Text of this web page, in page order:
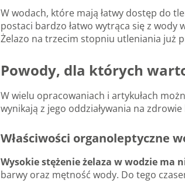
W wodach, które mają łatwy dostęp do
postaci bardzo łatwo wytrąca się z
Żelazo na trzecim stopniu utleniania już
Powody, dla których
W wielu opracowaniach i artykułach
wynikają z jego oddziaływania na
Właściwości organoleptyczne
Wysokie stężenie żelaza w wodzie ma
barwy oraz mętność wody. Do tego